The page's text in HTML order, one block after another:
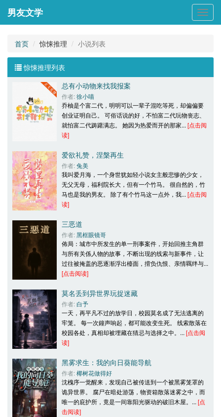
男
友
男友文学
首页 惊悚推理 小说列表
惊悚推理列表
总有小动物来找我报案
作者: 徐小喵
乔柚是个富二代，明明可以一辈子混吃等死，却偏偏要
创业证明自己。 可俗话说的好，不怕富二代玩物丧志、
就怕富二代踌躇满志。 她因为热爱而开的那家... [点击阅
读]
爱欲礼赞，涅槃再生
作者: 兔美
我叫爱月海，一个身世犹如轻小说女主般悲惨的少女，
无父无母，福利院长大，但有一个竹马。 很自然的，竹
马也是我的男友。 除了有个竹马这一点外，我... [点击阅
读]
三恶道
作者: 黑框眼镜哥
佈局：城市中所发生的单一刑事案件，开始回推主角群
与所有关係人物的故事，不断出现的线索与新事件，让
过往被掩盖的恶逐渐浮出檯面，揹负仇恨、亲情羈绊与...
[点击阅读]
莫名丢到异世界玩捉迷藏
作者: 白予
一天，再平凡不过的放学日，校园莫名成了无法逃离的
牢笼。 每一次鐘声响起，都可能改变生死。 线索散落在
校园各处，真相却被埋藏在猜忌与选择之中。... [点击阅
读]
黑雾求生：我的向日葵能导航
作者: 椰树花做得好
沈槐序一觉醒来，发现自己被传送到一个被黑雾笼罩的
诡异世界。 腐尸在暗处游荡，物资箱散落迷雾之中，而
唯一的庇护所，竟是一间靠阳光驱动的破旧木屋。... [点
击阅读]